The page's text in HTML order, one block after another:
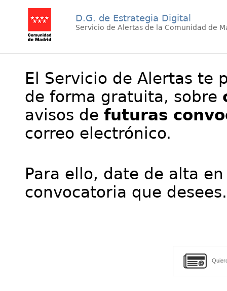
D.G. de Estrategia Digital
Servicio de Alertas de la Comunidad de
El Servicio de Alertas te
de forma gratuita, sobre
avisos de futuras
correo electrónico.
Para ello, date de alta
convocatoria que desees.